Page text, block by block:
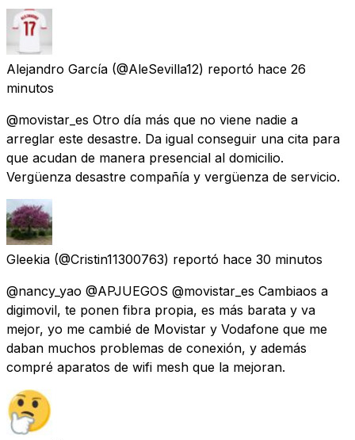
Alejandro García (@AleSevilla12) reportó hace 26
minutos
@movistar_es Otro día más que no viene nadie a
arreglar este desastre. Da igual conseguir una cita para
que acudan de manera presencial al domicilio.
Vergüenza desastre compañía y vergüenza de servicio.
Gleekia (@Cristin11300763) reportó hace 30 minutos
@nancy_yao @APJUEGOS @movistar_es Cambiaos a
digimovil, te ponen fibra propia, es más barata y va
mejor, yo me cambié de Movistar y Vodafone que me
daban muchos problemas de conexión, y además
compré aparatos de wifi mesh que la mejoran.